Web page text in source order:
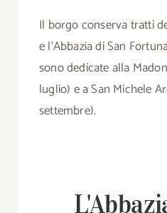
Il borgo conserva tratti
e l’Abbazia di San
sono dedicate alla
luglio) e a San Michele
settembre).